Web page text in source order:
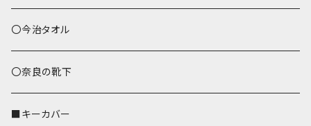
あずまバッグ
トートバッグ（L）
バッグインバッグ
シマエナガ
ハシビロコウ
オカメインコ
〇今治タオル
〇奈良の靴下
■キーカバー